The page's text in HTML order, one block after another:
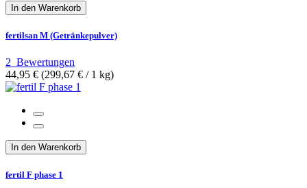
In den Warenkorb
fertilsan M (Getränkepulver)
2 Bewertungen
44,95 € (299,67 €­ / 1 kg)
In den Warenkorb
fertil F phase 1